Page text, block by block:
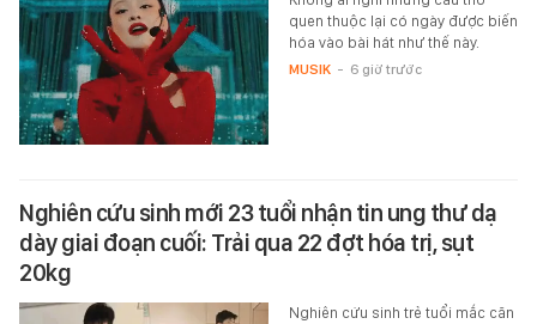
quen thuộc lại có ngày được biến
hóa vào bài hát như thế này.
MUSIK - 6 giờ trước
Nghiên cứu sinh mới 23 tuổi nhận tin ung thư dạ
dày giai đoạn cuối: Trải qua 22 đợt hóa trị, sụt
20kg
Nghiên cứu sinh trẻ tuổi mắc căn